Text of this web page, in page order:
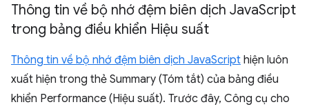
Thông tin về bộ nhớ đệm biên dịch JavaScript
trong bảng điều khiển Hiệu suất
Thông tin về bộ nhớ đệm biên dịch JavaScript hiện luôn
xuất hiện trong thẻ Summary (Tóm tắt) của bảng điều
khiển Performance (Hiệu suất). Trước đây, Công cụ cho